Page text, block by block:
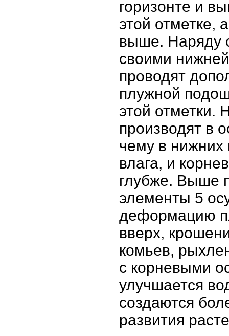
горизонте и
этой отметке,
выше. Наряду
своими
проводят
плужной
этой
производят в
чему в нижних
влага, и
глубже. Выше
элементы 5
деформацию
вверх,
комьев,
с корневыми
улучшается
создаются
развития